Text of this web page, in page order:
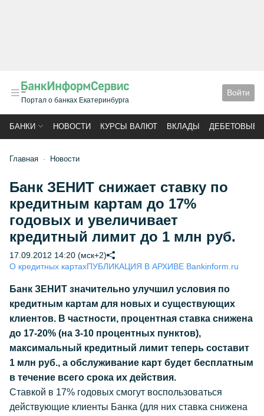
Портал о банках Екатеринбурга
Войти
БАНКИ НОВОСТИ КУРСЫ ВАЛЮТ ВКЛАДЫ ДЕБЕТОВЫЕ
Главная Новости
Банк ЗЕНИТ снижает ставку по
кредитным картам до 17%
годовых и увеличивает
кредитный лимит до 1 млн руб.
17.09.2012 14:20 (мск+2)
О кредитных картахПУБЛИКАЦИЯ В АРХИВЕ Bankinform.ru
Банк ЗЕНИТ значительно улучшил условия по
кредитным картам для новых и существующих
клиентов. В частности, процентная ставка снижена
до 17-20% (на 3-10 процентных пунктов),
максимальный кредитный лимит теперь составит
1 млн руб., а обслуживание карт будет бесплатным
в течение всего срока их действия.
Ставкой в 17% годовых смогут воспользоваться
действующие клиенты Банка (для них ставка снижена